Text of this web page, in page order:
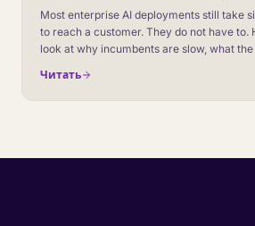
Most enterprise AI deployments still take
to reach a customer. They do not have to.
look at why incumbents are slow, what
without giving up the controls your
Читать